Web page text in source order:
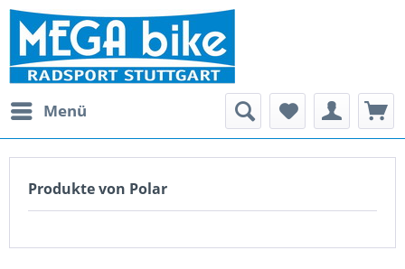
Menü
Produkte von Polar